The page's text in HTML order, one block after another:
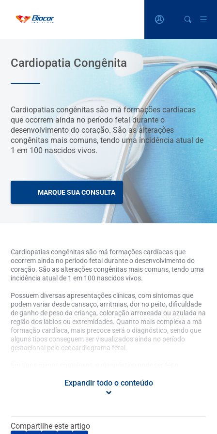
Cardiopatia Congênita
Cardiopatias congênitas são má formações cardíacas
que ocorrem ainda no período fetal durante o
desenvolvimento do coração. São as alterações
congênitas mais comuns, tendo uma incidência atual de
1 em 100 nascidos vivos.
MARQUE SUA CONSULTA
Cardiopatias congênitas são má formações cardíacas que
ocorrem ainda no período fetal durante o desenvolvimento do
coração. São as alterações congênitas mais comuns, tendo uma
incidência atual de 1 em 100 nascidos vivos.
Possuem diversas apresentações clínicas, com sintomas que
podem variar desde cansaço, arritmias, dor no peito, dificuldade
de ganho de peso da criança, coloração arroxeada ou azulada na
região dos lábios ou extremidades. Quanto mais complexa a má
formação cardíaca, mais precoce será o diagnóstico, sendo que
alguns tipos conseguem ser visualizados ainda no período
gestacional pelo ecocardiograma fetal.
rotina, sem o paciente ter apresentado nenhum sintoma prévio.
Cada vez mais os pacientes adultos estão descobrindo as
correção cirúrgica ou por cateterismo durante a infância,
necessitam de acompanhamento periódico com cardiologista
Expandir todo o conteúdo
Compartilhe este artigo